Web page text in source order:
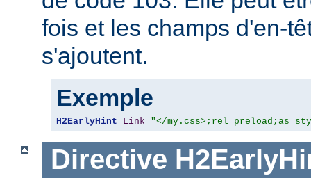
fois et les champs d'en-
s'ajoutent.
Exemple
H2EarlyHint Link "</
Directive